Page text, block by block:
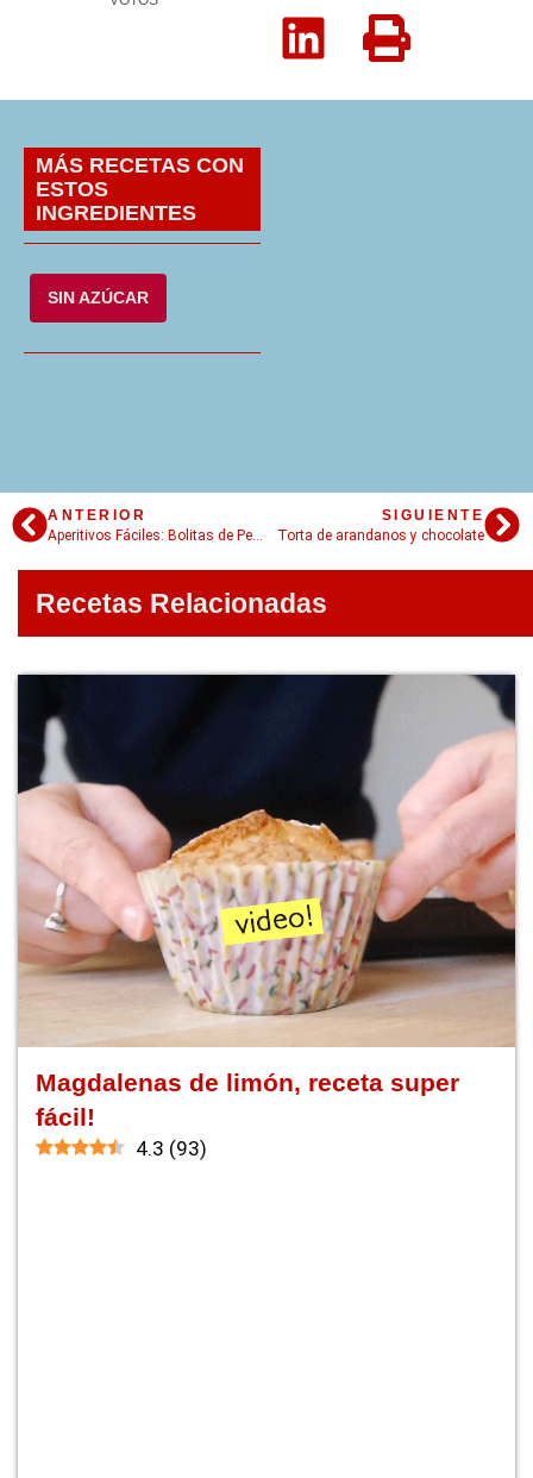
MÁS RECETAS CON
ESTOS
INGREDIENTES
SIN AZÚCAR
ANTERIOR
SIGUIENTE
Torta de arandanos y chocolate
Recetas Relacionadas
Magdalenas de limón, receta super
fácil!
4.3 (93)